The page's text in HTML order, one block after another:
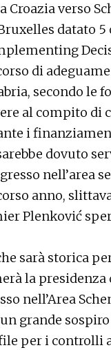
Croazia verso
datato 5
di
secondo le
al compito di
i
dovuto
nell’area
anno,
Plenković
sarà storica
la
nell’Area
grande
per i controlli